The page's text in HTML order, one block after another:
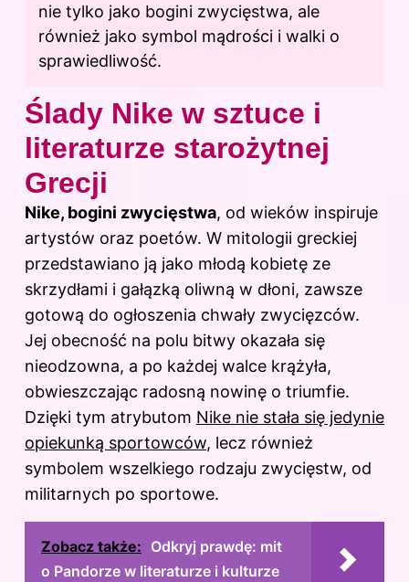
nie tylko jako bogini zwycięstwa, ale
również jako symbol mądrości i walki o
sprawiedliwość.
Ślady Nike w sztuce i
literaturze starożytnej
Grecji
Nike, bogini zwycięstwa, od wieków inspiruje
artystów oraz poetów. W mitologii greckiej
przedstawiano ją jako młodą kobietę ze
skrzydłami i gałązką oliwną w dłoni, zawsze
gotową do ogłoszenia chwały zwycięzców.
Jej obecność na polu bitwy okazała się
nieodzowna, a po każdej walce krążyła,
obwieszczając radosną nowinę o triumfie.
Dzięki tym atrybutom Nike nie stała się jedynie
opiekunką sportowców, lecz również
symbolem wszelkiego rodzaju zwycięstw, od
militarnych po sportowe.
Zobacz także: Odkryj prawdę: mit
o Pandorze w literaturze i kulturze